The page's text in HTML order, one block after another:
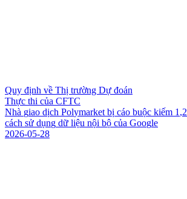
Quy định về Thị trường Dự đoán
Thực thi của CFTC
Nhà giao dịch Polymarket bị cáo buộc kiếm 1 ,2
cách sử dụng dữ liệu nội bộ của Google
2026-05-28